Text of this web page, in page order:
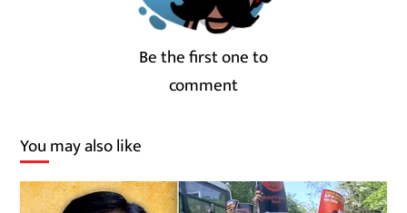
Be the first one to
comment
You may also like